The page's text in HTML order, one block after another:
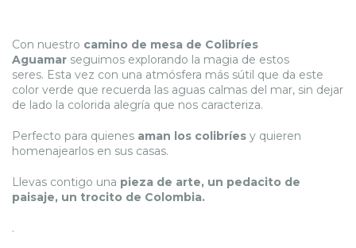
Con nuestro camino de mesa de Colibríes
Aguamar seguimos explorando la magia de estos
seres. Esta vez con una atmósfera más sútil que da este
color verde que recuerda las aguas calmas del mar, sin dejar
de lado la colorida alegría que nos caracteriza.
Perfecto para quienes aman los colibríes y quieren
homenajearlos en sus casas.
Llevas contigo una pieza de arte, un pedacito de
paisaje, un trocito de Colombia.
.